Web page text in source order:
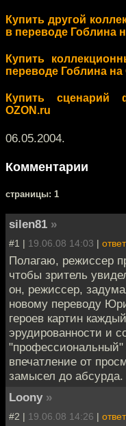
Купить другой
в переводе Гоблина
Купить
переводе Гоблина на
Купить
OZON.ru
06.05.2004.
Комментарии
cтраницы: 1
silen81 »
#1 | 19.06.08 14:03 |
Полагаю, режиссер
чтобы зритель
он, режиссер,
новому переводу
героев картин
эрудированности и
"профессиональный"
впечатление от
замысел до
Loony »
#2 | 19.06.08 14:26 |